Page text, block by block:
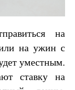
на
или на ужин с
уместным.
ставку на